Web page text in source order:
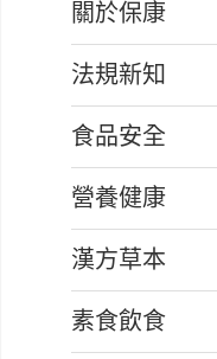
關於保康
法規新知
食品安全
營養健康
漢方草本
素食飲食